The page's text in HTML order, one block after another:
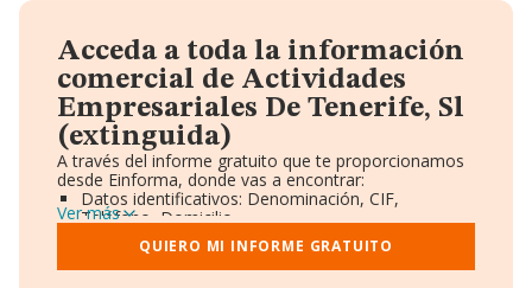
Acceda a toda la información
comercial de Actividades
Empresariales De Tenerife, Sl
(extinguida)
A través del informe gratuito que te proporcionamos
desde Einforma, donde vas a encontrar:
Datos identificativos: Denominación, CIF,
Teléfono, Domicilio.
Informe Mercantil Completo (BORME).
Gráficos de Evolución Ventas y Empleados.
Consejo de Administración y Administradores.
Ver más
QUIERO MI INFORME GRATUITO